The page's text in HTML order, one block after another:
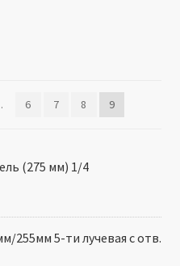
6 7 8 9
(275 мм) 1/4
255мм 5-ти лучевая с отв.